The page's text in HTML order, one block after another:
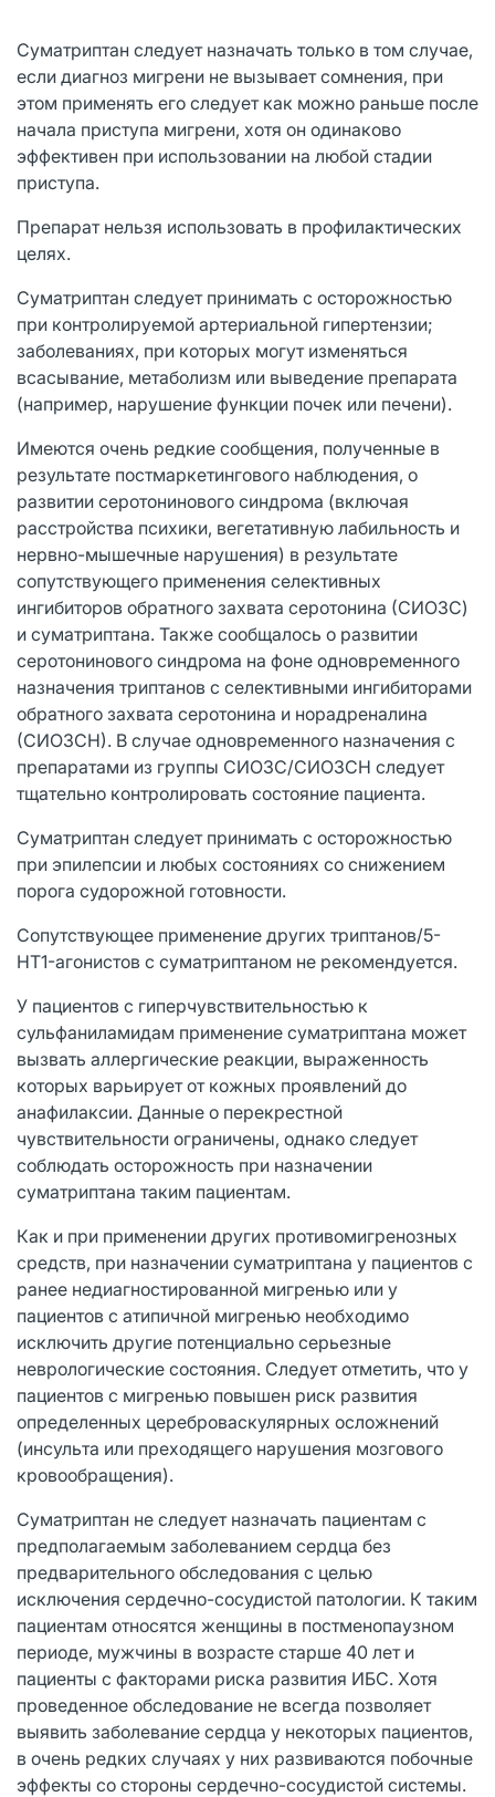
Суматриптан следует назначать только в том случае,
если диагноз мигрени не вызывает сомнения, при
этом применять его следует как можно раньше после
начала приступа мигрени, хотя он одинаково
эффективен при использовании на любой стадии
приступа.
Препарат нельзя использовать в профилактических
целях.
Суматриптан следует принимать с осторожностью
при контролируемой артериальной гипертензии;
заболеваниях, при которых могут изменяться
всасывание, метаболизм или выведение препарата
(например, нарушение функции почек или печени).
Имеются очень редкие сообщения, полученные в
результате постмаркетингового наблюдения, о
развитии серотонинового синдрома (включая
расстройства психики, вегетативную лабильность и
нервно-мышечные нарушения) в результате
сопутствующего применения селективных
ингибиторов обратного захвата серотонина (СИОЗС)
и суматриптана. Также сообщалось о развитии
серотонинового синдрома на фоне одновременного
назначения триптанов с селективными ингибиторами
обратного захвата серотонина и норадреналина
(СИОЗСН). В случае одновременного назначения с
препаратами из группы СИОЗС/СИОЗСН следует
тщательно контролировать состояние пациента.
Суматриптан следует принимать с осторожностью
при эпилепсии и любых состояниях со снижением
порога судорожной готовности.
Сопутствующее применение других триптанов/5-
HT1-агонистов с суматриптаном не рекомендуется.
У пациентов с гиперчувствительностью к
сульфаниламидам применение суматриптана может
вызвать аллергические реакции, выраженность
которых варьирует от кожных проявлений до
анафилаксии. Данные о перекрестной
чувствительности ограничены, однако следует
соблюдать осторожность при назначении
суматриптана таким пациентам.
Как и при применении других противомигренозных
средств, при назначении суматриптана у пациентов с
ранее недиагностированной мигренью или у
пациентов с атипичной мигренью необходимо
исключить другие потенциально серьезные
неврологические состояния. Следует отметить, что у
пациентов с мигренью повышен риск развития
определенных цереброваскулярных осложнений
(инсульта или преходящего нарушения мозгового
кровообращения).
Суматриптан не следует назначать пациентам с
предполагаемым заболеванием сердца без
предварительного обследования с целью
исключения сердечно-сосудистой патологии. К таким
пациентам относятся женщины в постменопаузном
периоде, мужчины в возрасте старше 40 лет и
пациенты с факторами риска развития ИБС. Хотя
проведенное обследование не всегда позволяет
выявить заболевание сердца у некоторых пациентов,
в очень редких случаях у них развиваются побочные
эффекты со стороны сердечно-сосудистой системы.